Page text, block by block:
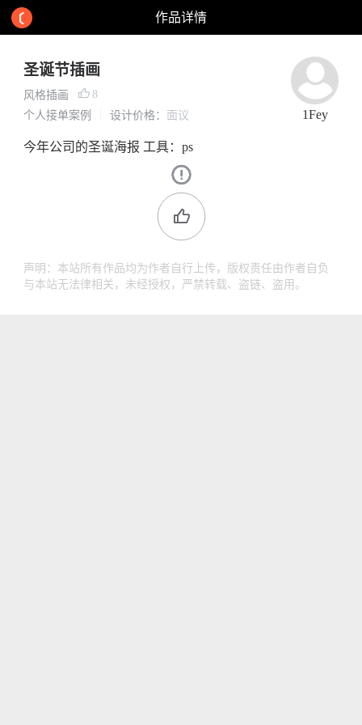
作品详情
圣诞节插画
风格插画
8
个人接单案例
设计价格： 面议 1Fey
今年公司的圣诞海报 工具：ps
声明：本站所有作品均为作者自行上传，版权责任由作者自负
与本站无法律相关，未经授权，严禁转载、盗链、盗用。